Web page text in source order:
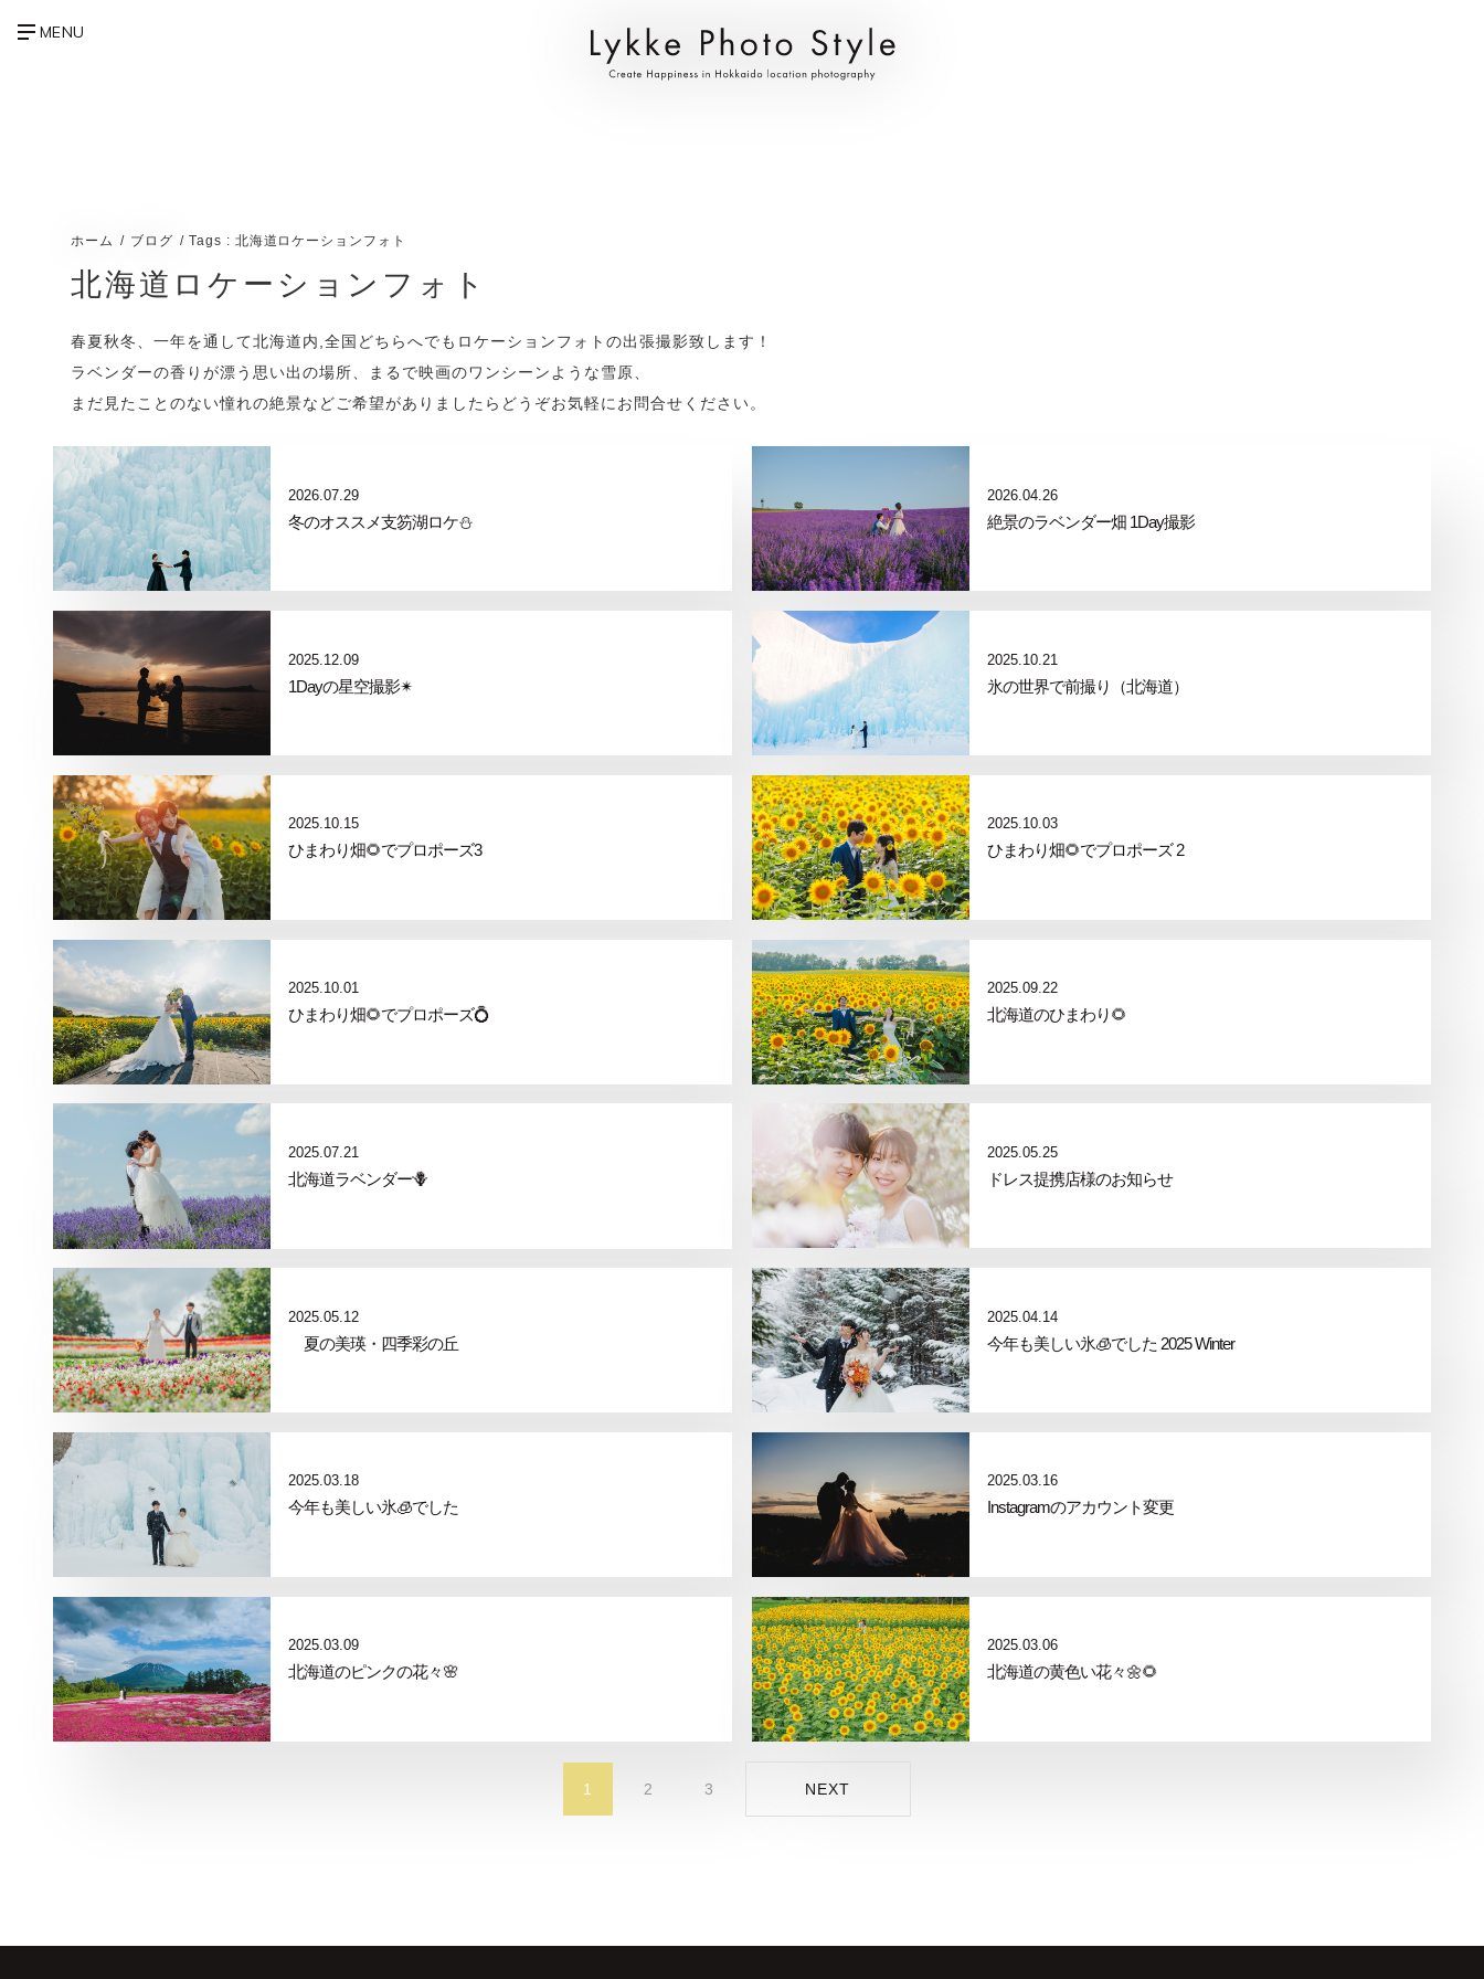
ホーム ブログ Tags : 北海道ロケーションフォト
北海道ロケーションフォト
春夏秋冬、一年を通して北海道内,全国どちらへでもロケーションフォトの出張撮影致します！
ラベンダーの香りが漂う思い出の場所、まるで映画のワンシーンような雪原、
まだ見たことのない憧れの絶景などご希望がありましたらどうぞお気軽にお問合せください。
2026.07.29
冬のオススメ支笏湖ロケ⛄️
2026.04.26
絶景のラベンダー畑 1Day撮影
2025.12.09
1Dayの星空撮影✴︎
2025.10.21
氷の世界で前撮り（北海道）
2025.10.15
ひまわり畑🌻でプロポーズ3
2025.10.03
ひまわり畑🌻でプロポーズ 2
2025.10.01
ひまわり畑🌻でプロポーズ💍
2025.09.22
北海道のひまわり🌻
2025.07.21
北海道ラベンダー🪻
2025.05.25
ドレス提携店様のお知らせ
2025.05.12
夏の美瑛・四季彩の丘
2025.04.14
今年も美しい氷🧊でした 2025 Winter
2025.03.18
今年も美しい氷🧊でした
2025.03.16
Instagramのアカウント変更
2025.03.09
北海道のピンクの花々🌸
2025.03.06
北海道の黄色い花々🌼🌻
1 2 3 NEXT